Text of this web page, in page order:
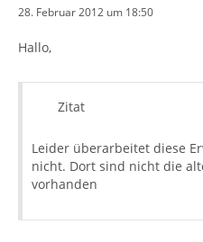
28. Februar 2012 um 18:50
Hallo,
Zitat
Leider überarbeitet diese
nicht. Dort sind nicht die
vorhanden